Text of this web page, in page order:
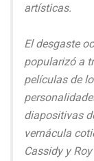
artísticas.
El desgaste
popularizó a
películas de
diapositivas
vernácula
Cassidy y